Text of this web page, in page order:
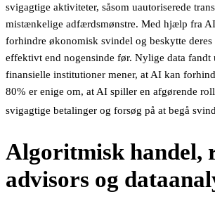
svigagtige aktiviteter, såsom uautoriserede
mistænkelige adfærdsmønstre. Med hjælp fra
forhindre økonomisk svindel og beskytte
effektivt end nogensinde før. Nylige data fandt
finansielle institutioner mener, at AI kan
80% er enige om, at AI spiller en afgørende
svigagtige betalinger og forsøg på at begå
Algoritmisk handel,
advisors og